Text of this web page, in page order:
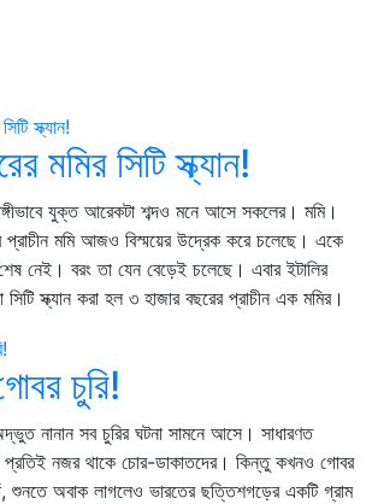
মমির সিটি স্ক্যান!
যুক্ত আরেকটা শব্দও মনে আসে সকলের। মমি।
প্রাচীন মমি আজও বিস্ময়ের উদ্রেক করে চলেছে। একে
নেই। বরং তা যেন বেড়েই চলেছে। এবার ইটালির
স্ক্যান করা হল ৩ হাজার বছরের প্রাচীন এক মমির।
চুরি!
নানান সব চুরির ঘটনা সামনে আসে। সাধারণত
প্রতিই নজর থাকে চোর-ডাকাতদের। কিন্তু কখনও গোবর
শুনতে অবাক লাগলেও ভারতের ছত্তিশগড়ের একটি গ্রাম